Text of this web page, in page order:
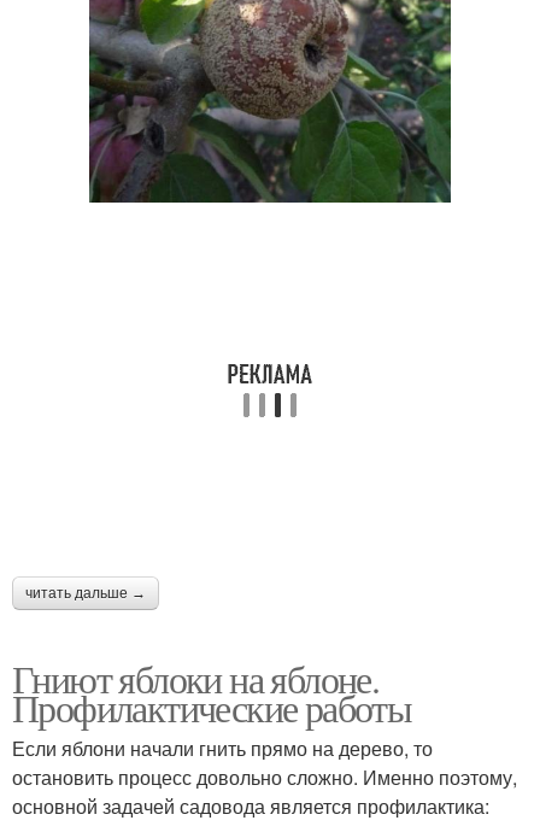
читать дальше →
Гниют яблоки на яблоне.
Профилактические работы
Если яблони начали гнить прямо на дерево, то
остановить процесс довольно сложно. Именно поэтому,
основной задачей садовода является профилактика: